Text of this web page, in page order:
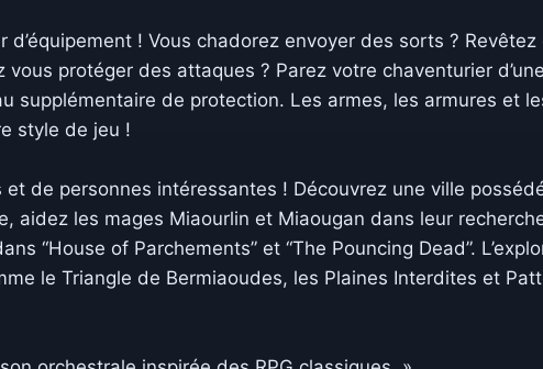
! Vous chadorez envoyer des sorts ?
vous protéger des attaques ? Parez votre chaventurier
supplémentaire de protection. Les armes, les armures et
style de jeu !
et de personnes intéressantes ! Découvrez une ville
aidez les mages Miaourlin et Miaougan dans leur
“House of Parchements” et “The Pouncing Dead”.
le Triangle de Bermiaoudes, les Plaines Interdites et